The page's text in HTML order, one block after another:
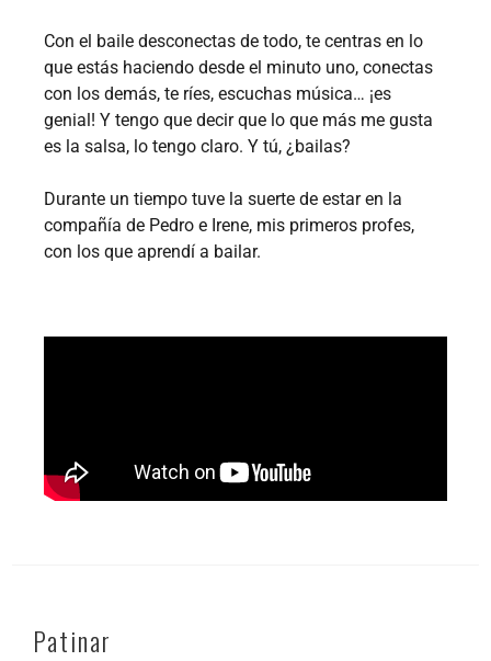
Con el baile desconectas de todo, te centras en lo
que estás haciendo desde el minuto uno, conectas
con los demás, te ríes, escuchas música… ¡es
genial! Y tengo que decir que lo que más me gusta
es la salsa, lo tengo claro. Y tú, ¿bailas?
Durante un tiempo tuve la suerte de estar en la
compañía de Pedro e Irene, mis primeros profes,
con los que aprendí a bailar.
Patinar